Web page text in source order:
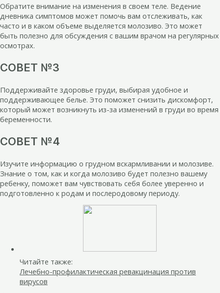
Обратите внимание на изменения в своем теле. Ведение
дневника симптомов может помочь вам отслеживать, как
часто и в каком объеме выделяется молозиво. Это может
быть полезно для обсуждения с вашим врачом на регулярных
осмотрах.
СОВЕТ №3
Поддерживайте здоровье груди, выбирая удобное и
поддерживающее белье. Это поможет снизить дискомфорт,
который может возникнуть из-за изменений в груди во время
беременности.
СОВЕТ №4
Изучите информацию о грудном вскармливании и молозиве.
Знание о том, как и когда молозиво будет полезно вашему
ребенку, поможет вам чувствовать себя более уверенно и
подготовленно к родам и послеродовому периоду.
Читайте также:
Лечебно-профилактическая ревакцинация против
вирусов